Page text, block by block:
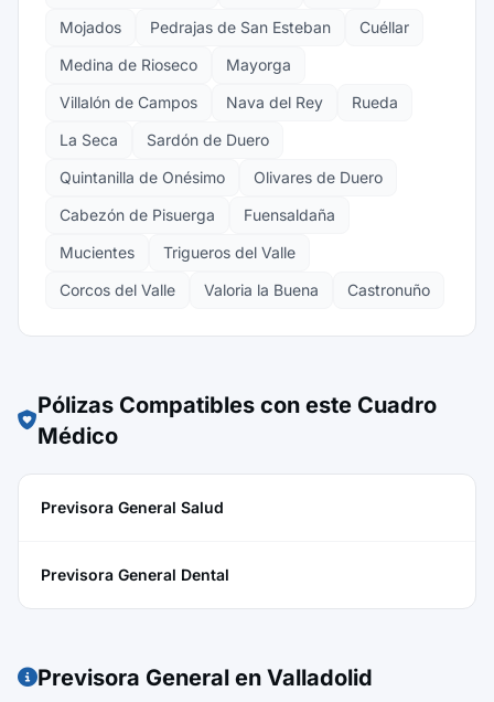
Mojados
Pedrajas de San Esteban
Cuéllar
Medina de Rioseco
Mayorga
Villalón de Campos
Nava del Rey
Rueda
La Seca
Sardón de Duero
Quintanilla de Onésimo
Olivares de Duero
Cabezón de Pisuerga
Fuensaldaña
Mucientes
Trigueros del Valle
Corcos del Valle
Valoria la Buena Castronuño
Pólizas Compatibles con este Cuadro
Médico
Previsora General Salud
Previsora General Dental
Previsora General en Valladolid